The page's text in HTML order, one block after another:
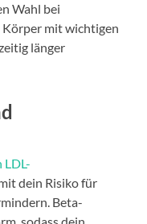
Wahl bei
mit wichtigen
länger
dein Risiko für
Beta-